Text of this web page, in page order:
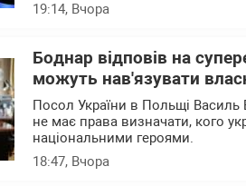
19:14, Вчора
Боднар відповів на
можуть нав'язувати
Посол України в Польщі
не має права визначати, кого
національними героями.
18:47, Вчора